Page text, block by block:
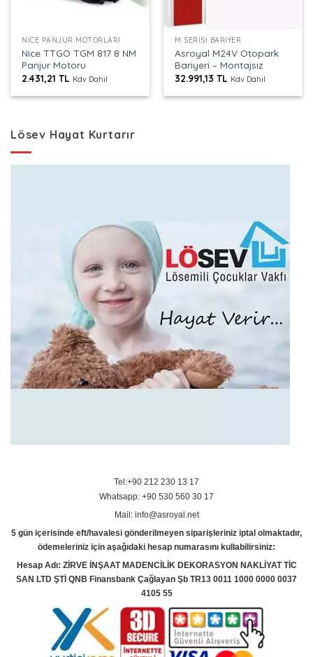
NICE PANJUR MOTORLARI
Nice TTGO TGM 817 8 NM
Panjur Motoru
2.431,21TL Kdv Dahil
M SERISI BARIYER
Asroyal M24V Otopark
Bariyeri – Montajsız
32.991,13TL Kdv Dahil
Lösev Hayat Kurtarır
Tel:+90 212 230 13 17
Whatsapp: +90 530 560 30 17
Mail: info@asroyal.net
5 gün içerisinde eft/havalesi gönderilmeyen siparişleriniz iptal olmaktadır,
ödemeleriniz için aşağıdaki hesap numarasını kullabilirsiniz:
Hesap Adı: ZİRVE İNŞAAT MADENCİLİK DEKORASYON NAKLİYAT TİC
SAN LTD ŞTİ QNB Finansbank Çağlayan Şb TR13 0011 1000 0000 0037
4105 55